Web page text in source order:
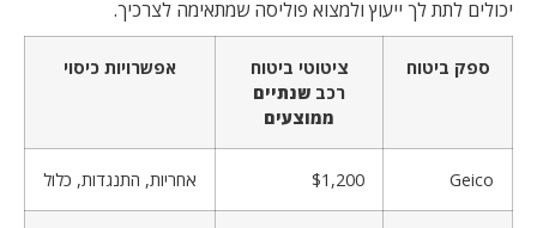
יכולים לתת לך ייעוץ ולמצוא פוליסה שמתאימה לצרכיך.
ספק ביטוח
ציטוטי ביטוח
רכב שנתיים
ממוצעים
אפשרויות כיסוי
Geico
$1,200 אחריות, התנגדות, כלול